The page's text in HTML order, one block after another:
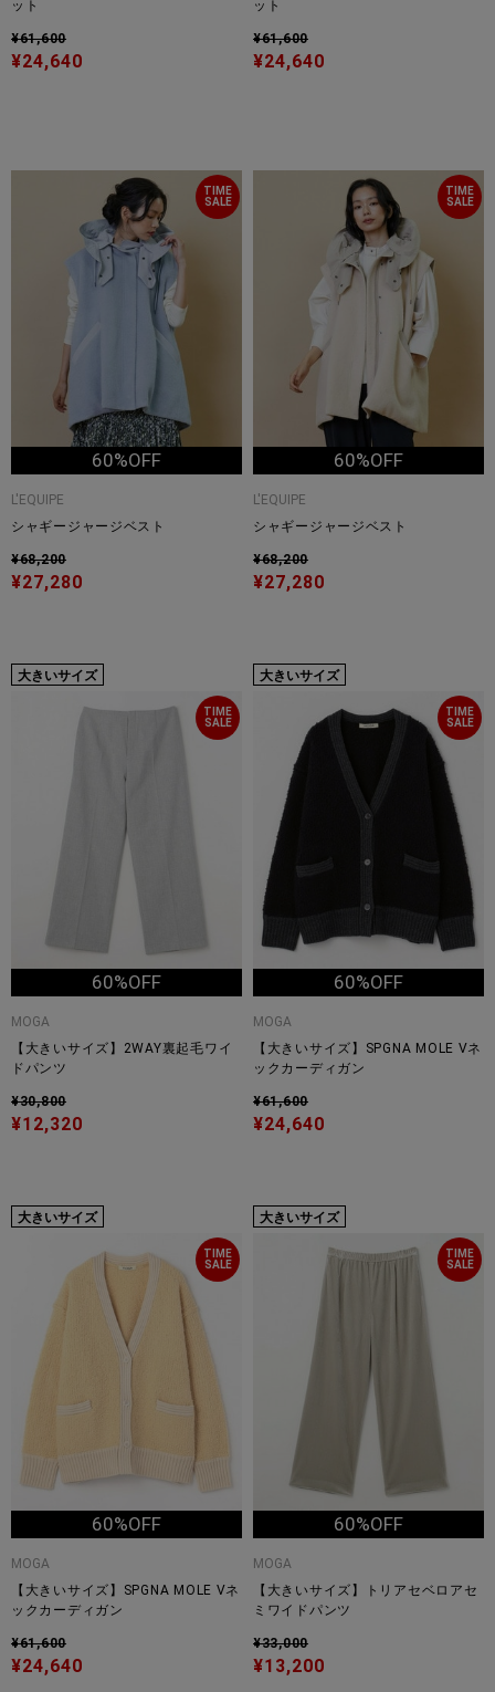
ット
¥61,600
¥24,640
ット
¥61,600
¥24,640
TIME
SALE
60%OFF
L'EQUIPE
シャギージャージベスト
¥68,200
¥27,280
TIME
SALE
60%OFF
L'EQUIPE
シャギージャージベスト
¥68,200
¥27,280
大きいサイズ
TIME
SALE
60%OFF
MOGA
【大きいサイズ】2WAY裏起毛ワイ
ドパンツ
¥30,800
¥12,320
大きいサイズ
TIME
SALE
60%OFF
MOGA
【大きいサイズ】SPGNA MOLE Vネ
ックカーディガン
¥61,600
¥24,640
大きいサイズ
TIME
SALE
60%OFF
MOGA
【大きいサイズ】SPGNA MOLE Vネ
ックカーディガン
¥61,600
¥24,640
大きいサイズ
TIME
SALE
60%OFF
MOGA
【大きいサイズ】トリアセベロアセ
ミワイドパンツ
¥33,000
¥13,200